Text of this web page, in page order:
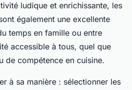
ludique et enrichissante, les
également une excellente
temps en famille ou entre
accessible à tous, quel que
de compétence en cuisine.
à sa manière : sélectionner les